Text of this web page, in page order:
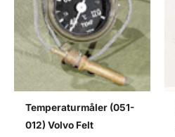
Temperaturmåler (051-
012) Volvo Felt